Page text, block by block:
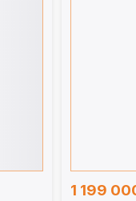
1 199